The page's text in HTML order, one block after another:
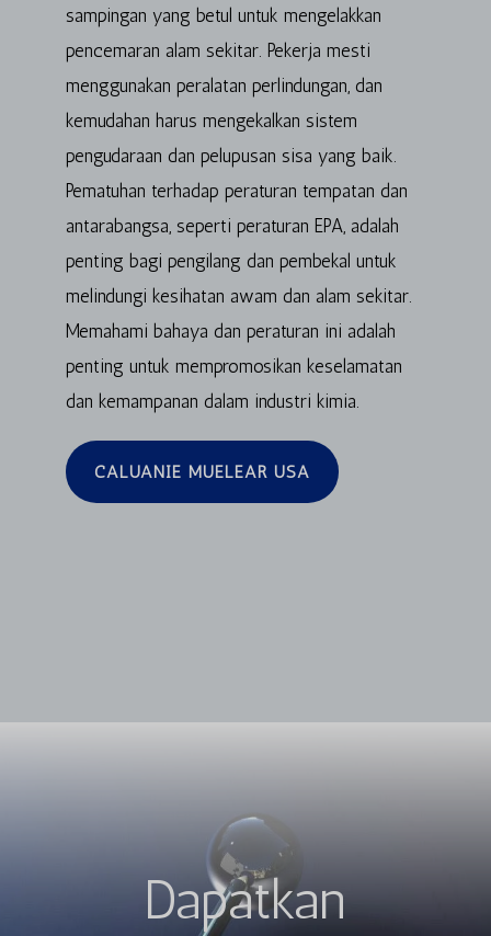
sampingan yang betul untuk mengelakkan
pencemaran alam sekitar. Pekerja mesti
menggunakan peralatan perlindungan, dan
kemudahan harus mengekalkan sistem
pengudaraan dan pelupusan sisa yang baik.
Pematuhan terhadap peraturan tempatan dan
antarabangsa, seperti peraturan EPA, adalah
penting bagi pengilang dan pembekal untuk
melindungi kesihatan awam dan alam sekitar.
Memahami bahaya dan peraturan ini adalah
penting untuk mempromosikan keselamatan
dan kemampanan dalam industri kimia.
CALUANIE MUELEAR USA
Dapatkan